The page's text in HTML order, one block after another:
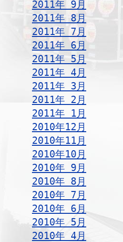
2011年 9月
2011年 8月
2011年 7月
2011年 6月
2011年 5月
2011年 4月
2011年 3月
2011年 2月
2011年 1月
2010年12月
2010年11月
2010年10月
2010年 9月
2010年 8月
2010年 7月
2010年 6月
2010年 5月
2010年 4月